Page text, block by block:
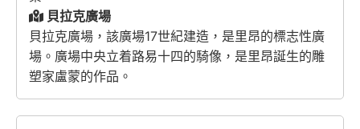
貝拉克廣場
貝拉克廣場，該廣場17世紀建造，是里昂的標志性廣
場。廣場中央立着路易十四的騎像，是里昂誕生的雕
塑家盧蒙的作品。